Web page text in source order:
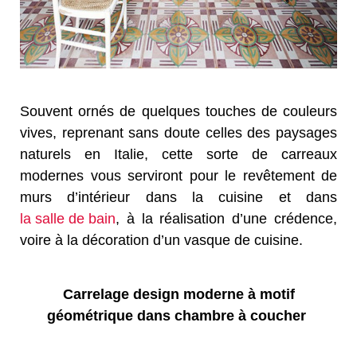
Souvent ornés de quelques touches de couleurs
vives, reprenant sans doute celles des paysages
naturels en Italie, cette sorte de carreaux
modernes vous serviront pour le revêtement de
murs d’intérieur dans la cuisine et dans
la salle de bain, à la réalisation d’une crédence,
voire à la décoration d’un vasque de cuisine.
Carrelage design moderne à motif
géométrique dans chambre à coucher